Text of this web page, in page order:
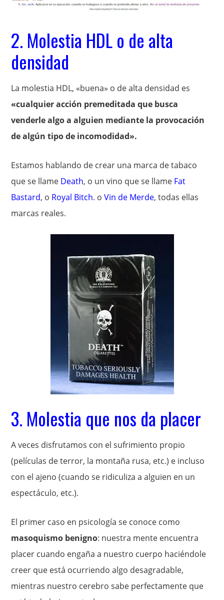
2. Molestia HDL o de alta
densidad
La molestia HDL, «buena» o de alta densidad es
«cualquier acción premeditada que busca
venderle algo a alguien mediante la provocación
de algún tipo de incomodidad».
Estamos hablando de crear una marca de tabaco
que se llame Death, o un vino que se llame Fat
Bastard, o Royal Bitch. oVin de Merde, todas ellas
marcas reales.
3. Molestia que nos da placer
A veces disfrutamos con el sufrimiento propio
(películas de terror, la montaña rusa, etc.) e incluso
con el ajeno (cuando se ridiculiza a alguien en un
espectáculo, etc.).
El primer caso en psicología se conoce como
masoquismo benigno: nuestra mente encuentra
placer cuando engaña a nuestro cuerpo haciéndole
creer que está ocurriendo algo desagradable,
mientras nuestro cerebro sabe perfectamente que